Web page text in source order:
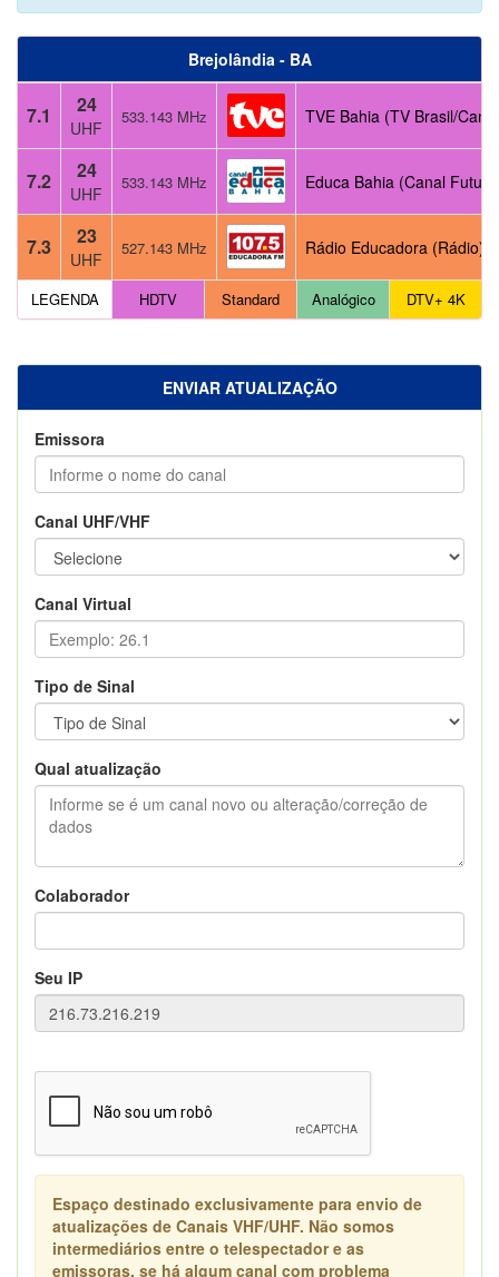
Brejolândia - BA
7.1 24
UHF
533.143 MHz TVE Bahia (TV Brasil/
7.2 24
UHF
533.143 MHz Educa Bahia (Canal
7.3 23
UHF
527.143 MHz Rádio Educadora (Rádio)
LEGENDA HDTV Standard Analógico DTV+ 4K
ENVIAR ATUALIZAÇÃO
Emissora
Canal UHF/VHF
Canal Virtual
Tipo de Sinal
Qual atualização
Colaborador
Seu IP
Espaço destinado exclusivamente para envio de
atualizações de Canais VHF/UHF. Não somos
intermediários entre o telespectador e as
emissoras, se há algum canal com problema